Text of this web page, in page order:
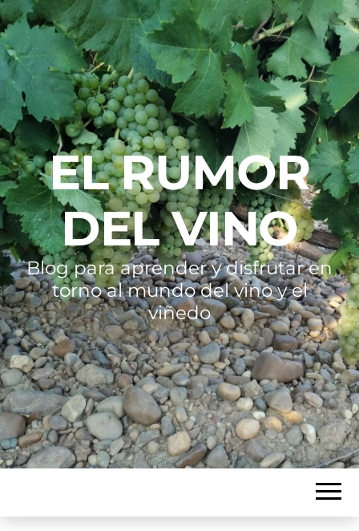
EL RUMOR
DEL VINO
Blog para aprender y disfrutar en
torno al mundo del vino y el
viñedo